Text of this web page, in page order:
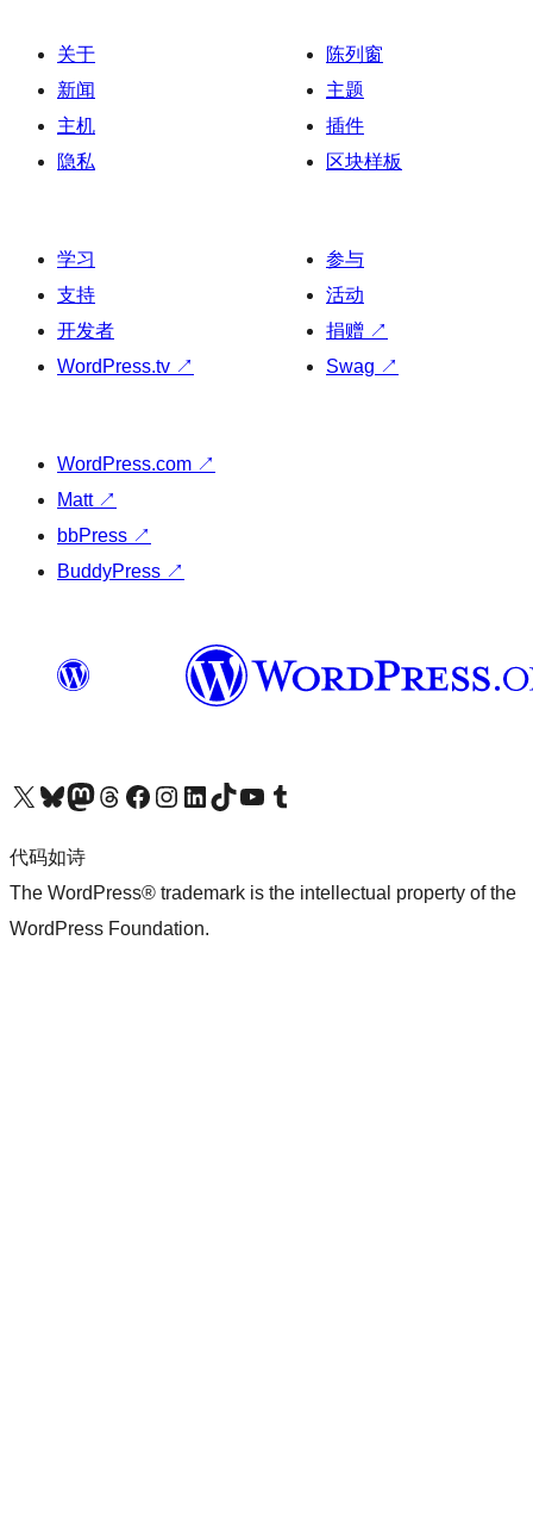
关于
新闻
主机
隐私
陈列窗
主题
插件
区块样板
学习
支持
开发者
WordPress.tv ↗
参与
活动
捐赠 ↗
Swag ↗
WordPress.com ↗
Matt ↗
bbPress ↗
BuddyPress ↗
关注我们的 X（原 Twitter）账号访问我们的 Bluesky 账号关注我们的 Mastodon 账号访问我们的 Threads 账号 访问我们的 Facebook 公共主页关注我们的 Instagram 账号 关注我们的 LinkedIn 主页访问我们的 TikTok 账号访问我们的 YouTube 频道 访问我们的 Tumblr 账号
代码如诗
The WordPress® trademark is the intellectual property of the
WordPress Foundation.